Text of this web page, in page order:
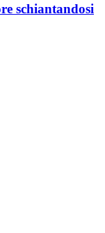
schiantandosi